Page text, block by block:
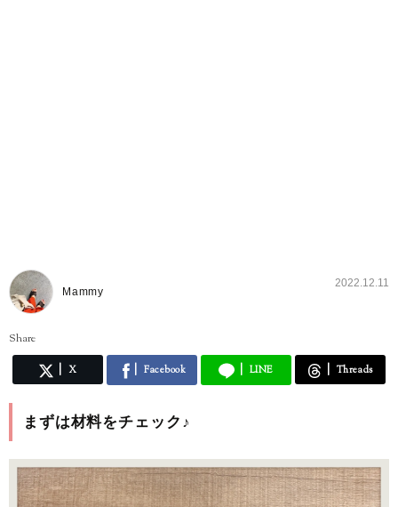
Mammy
2022.12.11
Share
X Facebook LINE Threads
まずは材料をチェック♪